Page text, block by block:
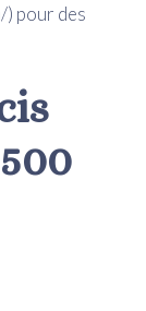
pour des